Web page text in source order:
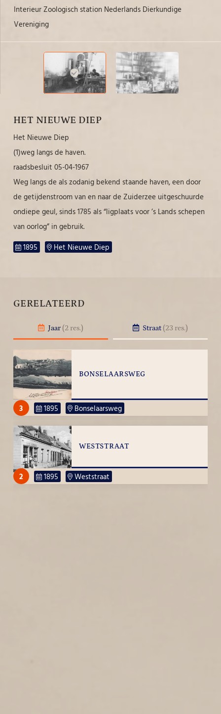
HET NIEUWE DIEP
Het Nieuwe Diep
(1)weg langs de haven.
raadsbesluit 05-04-1967
Weg langs de als zodanig bekend staande haven, een door
de getijdenstroom van en naar de Zuiderzee uitgeschuurde
ondiepe geul, sinds 1785 als “ligplaats voor ’s Lands schepen
van oorlog” in gebruik.
1895
Het Nieuwe Diep
GERELATEERD
Jaar (2 res.) Straat (23 res.)
BONSELAARSWEG
3 1895 Bonselaarsweg
WESTSTRAAT
2 1895 Weststraat
Interieur Zoologisch station Nederlands Dierkundige
Vereniging